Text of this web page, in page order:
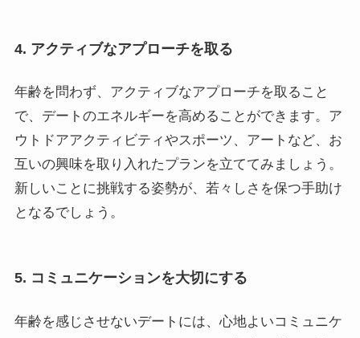
4. アクティブなアプローチを取る
年齢を問わず、アクティブなアプローチを取ること
で、デートのエネルギーを高めることができます。ア
ウトドアアクティビティやスポーツ、アートなど、お
互いの興味を取り入れたプランを立ててみましょう。
新しいことに挑戦する姿勢が、若々しさを保つ手助け
となるでしょう。
5. コミュニケーションを大切にする
年齢を感じさせないデートには、心地よいコミュニケ